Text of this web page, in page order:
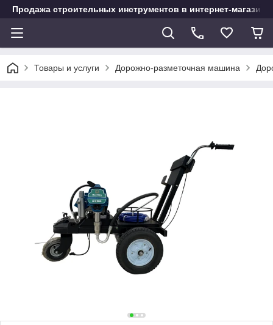
Продажа строительных инструментов в интернет-магазине
Товары и услуги Дорожно-разметочная машина